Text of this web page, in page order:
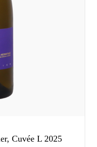
Cuvée L 2025